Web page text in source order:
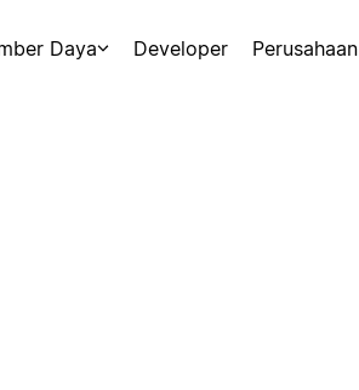
Daya Developer Perusahaan